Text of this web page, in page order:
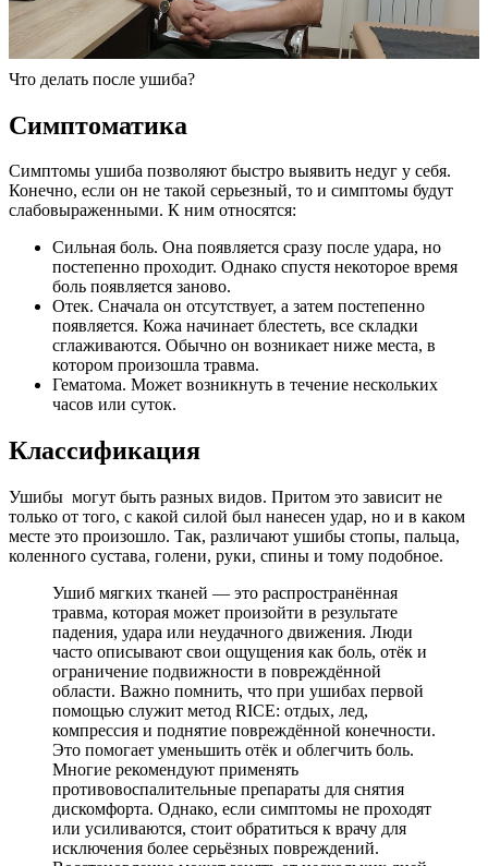
Что делать после ушиба?
Симптоматика
Симптомы ушиба позволяют быстро выявить недуг у себя.
Конечно, если он не такой серьезный, то и симптомы будут
слабовыраженными. К ним относятся:
Сильная боль. Она появляется сразу после удара, но
постепенно проходит. Однако спустя некоторое время
боль появляется заново.
Отек. Сначала он отсутствует, а затем постепенно
появляется. Кожа начинает блестеть, все складки
сглаживаются. Обычно он возникает ниже места, в
котором произошла травма.
Гематома. Может возникнуть в течение нескольких
часов или суток.
Классификация
Ушибы могут быть разных видов. Притом это зависит не
только от того, с какой силой был нанесен удар, но и в каком
месте это произошло. Так, различают ушибы стопы, пальца,
коленного сустава, голени, руки, спины и тому подобное.
Ушиб мягких тканей — это распространённая
травма, которая может произойти в результате
падения, удара или неудачного движения. Люди
часто описывают свои ощущения как боль, отёк и
ограничение подвижности в повреждённой
области. Важно помнить, что при ушибах первой
помощью служит метод RICE: отдых, лед,
компрессия и поднятие повреждённой конечности.
Это помогает уменьшить отёк и облегчить боль.
Многие рекомендуют применять
противовоспалительные препараты для снятия
дискомфорта. Однако, если симптомы не проходят
или усиливаются, стоит обратиться к врачу для
исключения более серьёзных повреждений.